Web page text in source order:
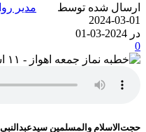
ارسال شده توسط
مدیر
2024-03-01
در 2024-03-01
0
حجت‌الاسلام والمسلمین